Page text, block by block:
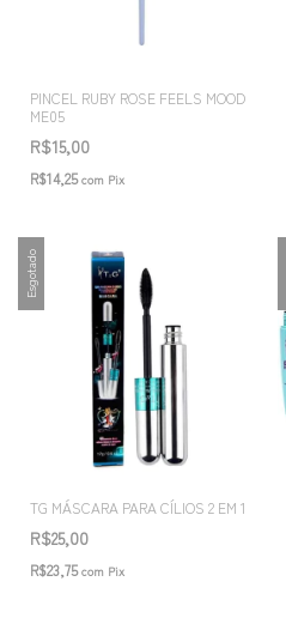
PINCEL RUBY ROSE FEELS MOOD
ME05
R$15,00
R$14,25com Pix
Esgotado
TG MÁSCARA PARA CÍLIOS 2 EM 1
R$25,00
R$23,75com Pix